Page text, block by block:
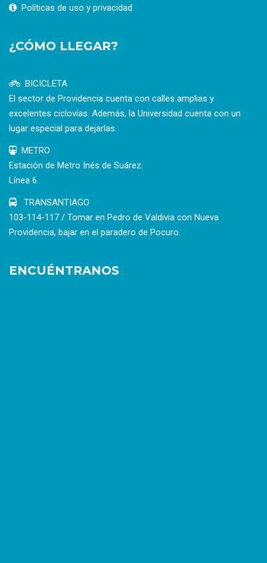
Políticas de uso y privacidad
¿CÓMO LLEGAR?
BICICLETA
El sector de Providencia cuenta con calles amplias y
excelentes ciclovías. Además, la Universidad cuenta con un
lugar especial para dejarlas.
METRO
Estación de Metro Inés de Suárez.
Línea 6.
TRANSANTIAGO
103-114-117 / Tomar en Pedro de Valdivia con Nueva
Providencia, bajar en el paradero de Pocuro.
ENCUÉNTRANOS